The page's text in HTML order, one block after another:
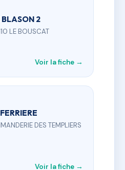
BLASON 2
LE BOUSCAT
Voir la fiche →
DES TEMPLIERS
Voir la fiche →